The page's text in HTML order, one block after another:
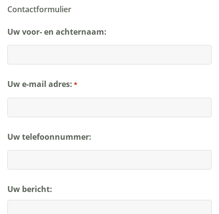
Contactformulier
Uw voor- en achternaam:
Uw e-mail adres: *
Uw telefoonnummer:
Uw bericht: